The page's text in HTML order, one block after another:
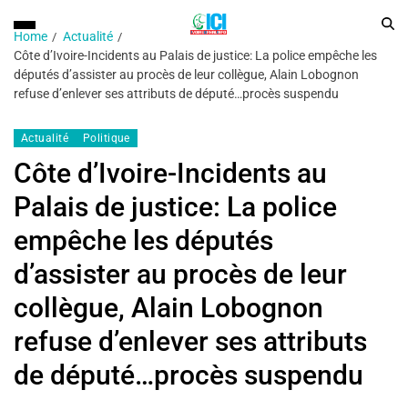
Home
Actualité
Côte d’Ivoire-Incidents au Palais de justice: La police empêche les
députés d’assister au procès de leur collègue, Alain Lobognon
refuse d’enlever ses attributs de député…procès suspendu
Actualité Politique
Côte d’Ivoire-Incidents au
Palais de justice: La police
empêche les députés
d’assister au procès de leur
collègue, Alain Lobognon
refuse d’enlever ses attributs
de député…procès suspendu